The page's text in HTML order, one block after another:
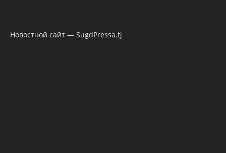
Новостной сайт — SugdPressa.tj